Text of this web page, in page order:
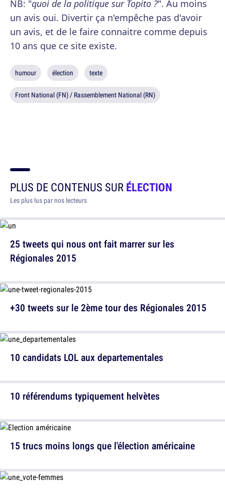
NB: "quoi de la politique sur Topito ?". Au moins
un avis oui. Divertir ça n'empêche pas d'avoir
un avis, et de le faire connaitre comme depuis
10 ans que ce site existe.
humour élection texte
Front National (FN) / Rassemblement National (RN)
PLUS DE CONTENUS SURÉLECTION
Les plus lus par nos lecteurs
25 tweets qui nous ont fait marrer sur les
Régionales 2015
10 candidats LOL aux departementales
15 trucs moins longs que l'élection américaine
+30 tweets sur le 2ème tour des Régionales 2015
10 référendums typiquement helvètes